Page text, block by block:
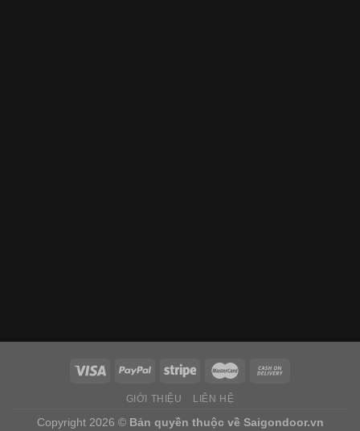
GIỚI THIỆU LIÊN HỆ
Copyright 2026 © Bản quyền thuộc về Saigondoor.vn